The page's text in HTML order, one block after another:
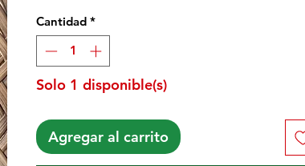
Cantidad *
Solo 1 disponible(s)
Agregar al carrito